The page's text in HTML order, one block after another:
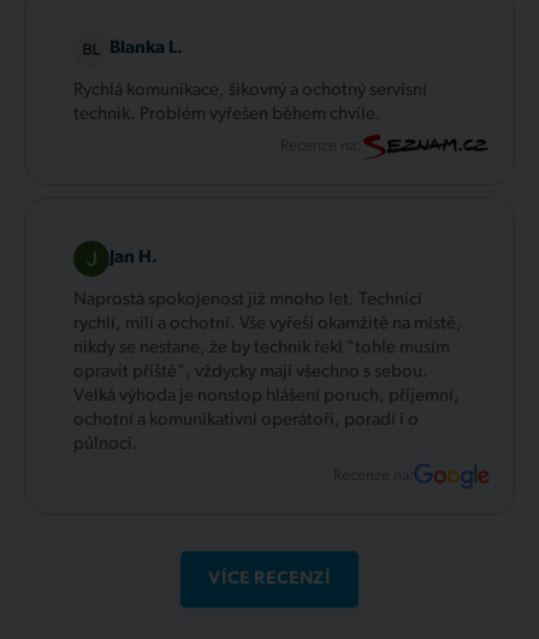
Blanka L.
Rychlá komunikace, šikovný a ochotný servisní
technik. Problém vyřešen během chvíle.
Jan H.
Naprostá spokojenost již mnoho let. Technici
rychlí, milí a ochotní. Vše vyřeší okamžitě na místě,
nikdy se nestane, že by technik řekl "tohle musím
opravit příště", vždycky mají všechno s sebou.
Velká výhoda je nonstop hlášení poruch, příjemní,
ochotní a komunikativní operátoři, poradí i o
půlnoci.
Recenze na:
VÍCE RECENZÍ